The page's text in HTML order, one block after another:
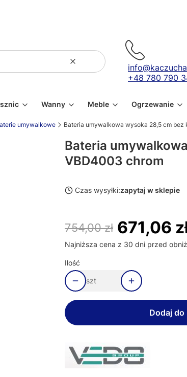
WyczyśćSzukaj
+48 780 790
Wanny Meble Ogrzewanie
umywalkowe Bateria umywalkowa wysoka 28,5 cm
Bateria
VBD4003 chrom
Czas wysyłki:zapytaj w sklepie
754,00 zł 671,06
Najniższa cena z 30 dni przed
Ilość
szt
Dodaj